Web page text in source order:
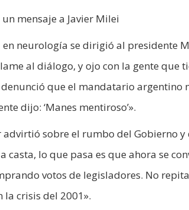
mensaje a Javier Milei
en neurología se dirigió al presidente
al diálogo, y ojo con la gente que
que el mandatario argentino
dijo: ‘Manes mentiroso’».
sobre el rumbo del Gobierno
casta, lo que pasa es que ahora se
votos de legisladores. No
la crisis del 2001».